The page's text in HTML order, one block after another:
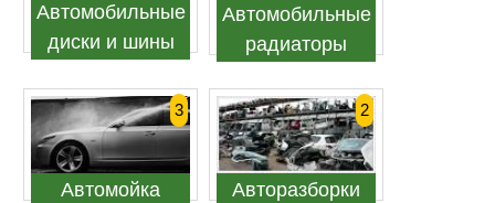
Автомобильные
диски и шины
Автомобильные
радиаторы
Автомойка
3
Авторазборки
2